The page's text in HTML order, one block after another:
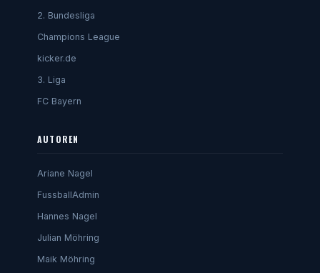
2. Bundesliga
Champions League
kicker.de
3. Liga
FC Bayern
AUTOREN
Ariane Nagel
FussballAdmin
Hannes Nagel
Julian Möhring
Maik Möhring